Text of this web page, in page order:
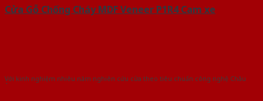
Cửa Gỗ Chống Cháy MDF Veneer P1R4 Cam xe
Với kinh nghiệm nhiêu năm nghiên cứu cửa theo tiêu chuẩn công nghệ Châu